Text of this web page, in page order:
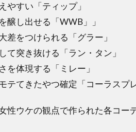
やすい「ティップ」
醸し出せる「WWB」」
差をつけられる「グラー」
て突き抜ける「ラン・タン」
を体現する「ミレー」
テてきたやつ確定「コーラスプ
性ウケの観点で作られた各コー